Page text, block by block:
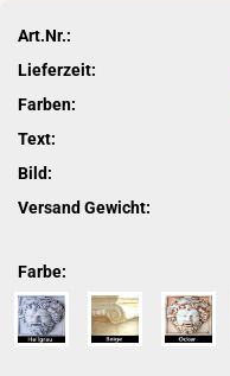
Art.Nr.:
Lieferzeit:
Farben:
Text:
Bild:
Versand Gewicht:
Farbe: